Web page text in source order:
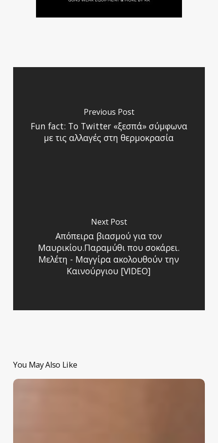
Previous Post
Fun fact: Το Twitter «ξεσπά» σύμφωνα
με τις αλλαγές στη θερμοκρασία
Next Post
Απόπειρα βιασμού για τον
Μαυρικίου.Παραμύθι που σοκάρει.
Μελέτη - Μαγγίρα ακολουθούν την
Καινούργιου [VIDEO]
You May Also Like